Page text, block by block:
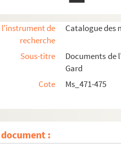
de
recherche
Catalogue des
Sous-titre
Documents de
Gard
Cote
Ms_471-475
: